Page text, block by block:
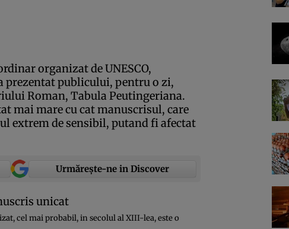
organizat de UNESCO,
prezentat publicului, pentru o zi,
Roman, Tabula Peutingeriana.
mai mare cu cat manuscrisul, care
extrem de sensibil, putand fi afectat
Urmărește-ne in Discover
unicat
cel mai probabil, in secolul al XIII-lea, este o